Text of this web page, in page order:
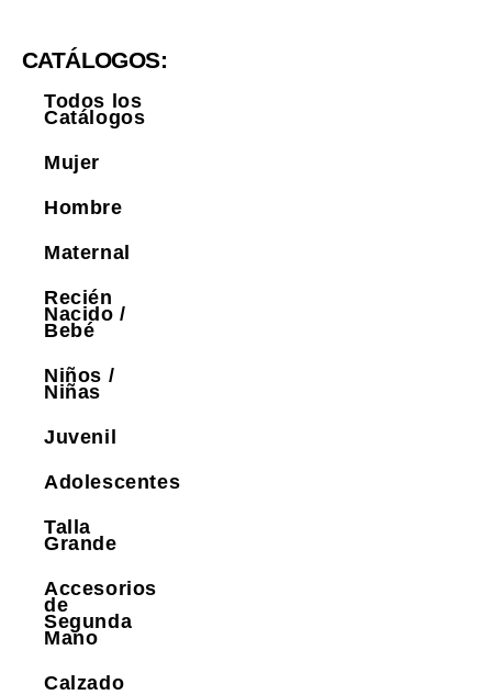
CATÁLOGOS:
Todos los
Catálogos
Mujer
Hombre
Maternal
Recién
Nacido /
Bebé
Niños /
Niñas
Juvenil
Adolescentes
Talla
Grande
Accesorios
de
Segunda
Mano
Calzado